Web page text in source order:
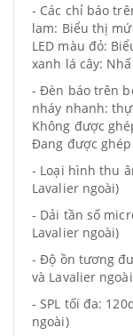
- Các chỉ báo
lam: Biểu thị
LED màu đỏ:
xanh lá cây:
- Đèn báo trên
nháy nhanh:
Không được
Đang được
- Loại hình thu
Lavalier ngoài)
- Dải tần số
Lavalier ngoài)
- Độ ồn tương
và Lavalier
- SPL tối đa:
ngoài)